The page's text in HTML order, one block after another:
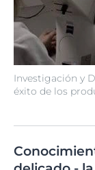
Investigación y
éxito de los